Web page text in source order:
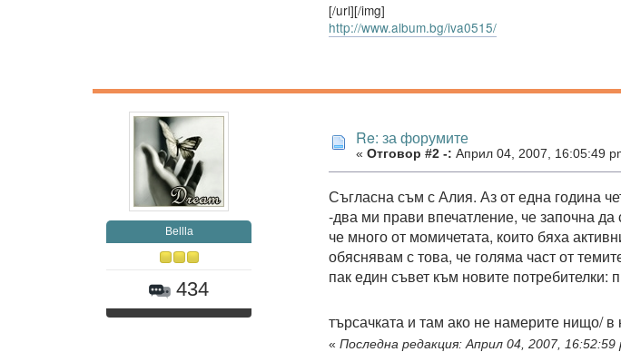
[/url][/img]
http://www.album.bg/iva0515/
Bellla
434
Re: за форумите
« Отговор #2 -: Април 04, 2007, 16:05:49
Съгласна съм с Алия. Аз от една година
-два ми прави впечатление, че започна
че много от момичетата, които бяха
обяснявам с това, че голяма част от
пак един съвет към новите потребителки:
търсачката и там ако не намерите нищо/
« Последна редакция: Април 04, 2007, 16:52:59